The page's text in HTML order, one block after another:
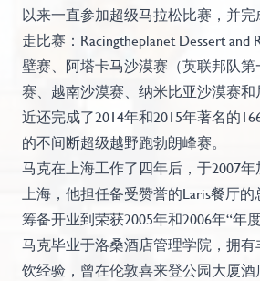
以来一直参加超级马拉松比赛，并完
走比赛：Racingtheplanet Dessert and
壁赛、阿塔卡马沙漠赛（英联邦队
赛、越南沙漠赛、纳米比亚沙漠赛
近还完成了2014年和2015年著名的
的不间断超级越野跑勃朗峰赛。
马克在上海工作了四年后，于2007
上海，他担任备受赞誉的Laris餐厅
筹备开业到荣获2005年和2006年“年
马克毕业于洛桑酒店管理学院，拥
饮经验，曾在伦敦喜来登公园大厦酒